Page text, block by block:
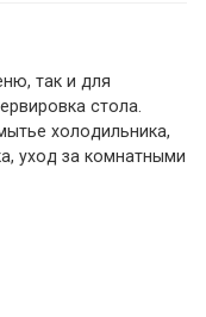
так и для
стола.
холодильника,
уход за комнатными